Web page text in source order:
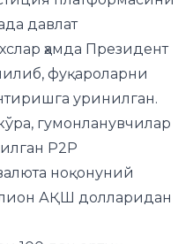
давлат
ҳамда Президент
фуқароларни
уринилган.
гумонланувчилар
P2P
ноқонуний
АҚШ долларидан